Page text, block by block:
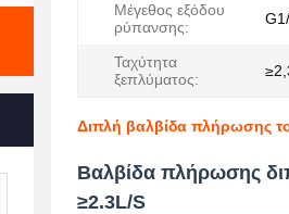
Μέγεθος εξόδου
ρύπανσης:
Ταχύτητα
ξεπλύματος:
Διπλή βαλβίδα πλήρωσης
Βαλβίδα πλήρωσης
≥2.3L/S